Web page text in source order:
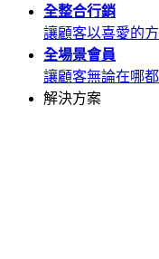
全整合行銷
讓顧客以喜愛的
全場景會員
讓顧客無論在哪
解決方案